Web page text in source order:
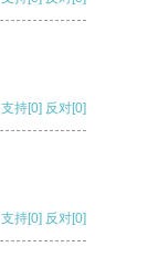
支持[0] 反对[0]
支持[0] 反对[0]